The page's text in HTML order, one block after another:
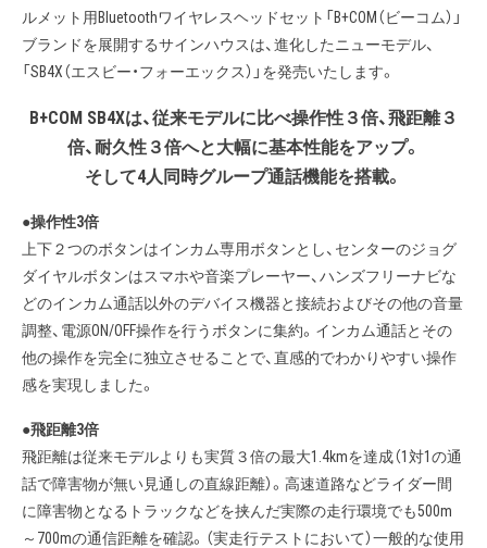
ルメット用Bluetoothワイヤレスヘッドセット「B+COM（ビーコム）」
ブランドを展開するサインハウスは、進化したニューモデル、
「SB4X（エスビー・フォーエックス）」を発売いたします。
B+COM SB4Xは、従来モデルに比べ操作性３倍、飛距離３
倍、耐久性３倍へと大幅に基本性能をアップ。
そして4人同時グループ通話機能を搭載。
●操作性3倍
上下２つのボタンはインカム専用ボタンとし、センターのジョグ
ダイヤルボタンはスマホや音楽プレーヤー、ハンズフリーナビな
どのインカム通話以外のデバイス機器と接続およびその他の音量
調整、電源ON/OFF操作を行うボタンに集約。インカム通話とその
他の操作を完全に独立させることで、直感的でわかりやすい操作
感を実現しました。
●飛距離3倍
飛距離は従来モデルよりも実質３倍の最大1.4kmを達成（1対1の通
話で障害物が無い見通しの直線距離）。高速道路などライダー間
に障害物となるトラックなどを挟んだ実際の走行環境でも500m
～700mの通信距離を確認。（実走行テストにおいて）一般的な使用